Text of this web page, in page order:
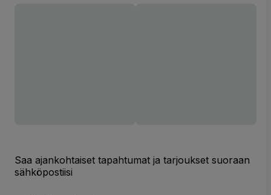
Saa ajankohtaiset tapahtumat ja tarjoukset suoraan
sähköpostiisi